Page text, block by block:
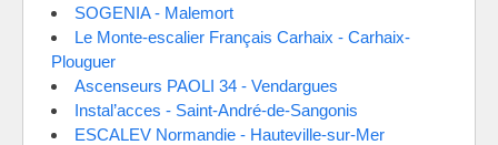
SOGENIA - Malemort
Le Monte-escalier Français Carhaix - Carhaix-
Plouguer
Ascenseurs PAOLI 34 - Vendargues
Instal’acces - Saint-André-de-Sangonis
ESCALEV Normandie - Hauteville-sur-Mer